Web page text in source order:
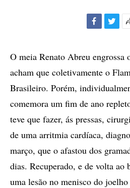
O meia Renato Abreu engrossa
acham que coletivamente o
Brasileiro. Porém,
comemora um fim de ano
teve que fazer, ás pressas,
de uma arritmia cardíaca,
março, que o afastou dos
dias. Recuperado, e de volta ao
uma lesão no menisco do